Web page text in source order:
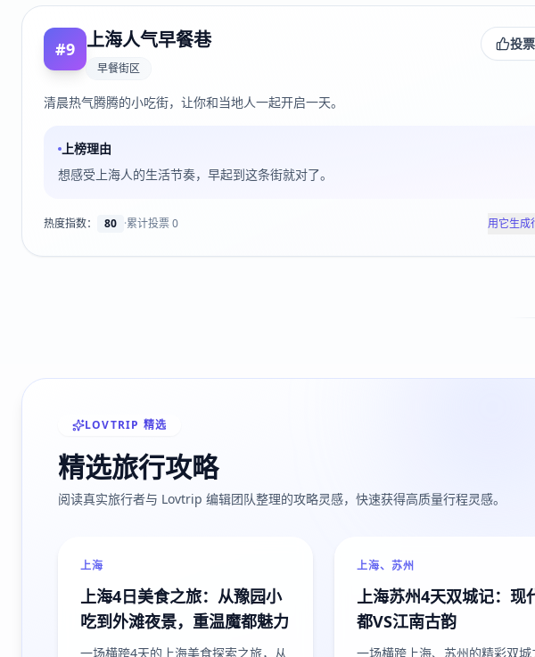
#9 上海人气早餐巷
早餐街区
投票
清晨热气腾腾的小吃街，让你和当地人一起开启一天。
上榜理由
想感受上海人的生活节奏，早起到这条街就对了。
热度指数： 80 ·累计投票0 用它生成
LOVTRIP 精选
精选旅行攻略
阅读真实旅行者与 Lovtrip 编辑团队整理的攻略灵感，快速获得高质量行程灵感。
上海
上海4日美食之旅：从豫园小
吃到外滩夜景，重温魔都魅力
一场横跨4天的上海美食探索之旅，从
上海、苏州
上海苏州4天双城记：现
都VS江南古韵
一场横跨上海、苏州的精彩双城